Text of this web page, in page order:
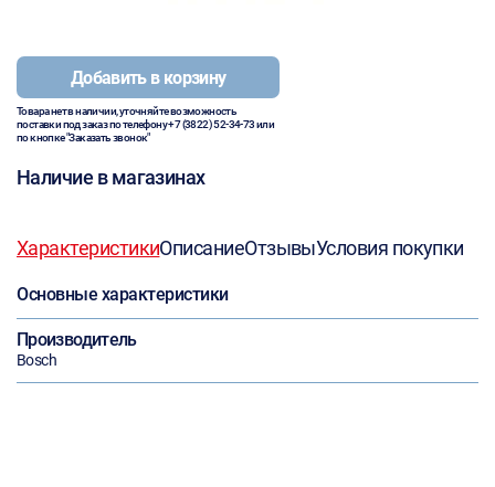
Добавить в корзину
Товара нет в наличии, уточняйте возможность
поставки под заказ по телефону+7 (3822) 52-34-73или
по кнопке "Заказать звонок"
Наличие в магазинах
ХарактеристикиОписаниеОтзывыУсловия покупки
Основные характеристики
Производитель
Bosch